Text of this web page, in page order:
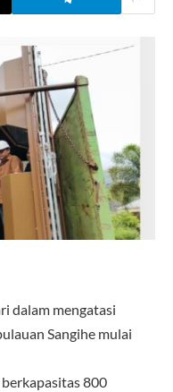
dalam mengatasi
Sangihe mulai
800